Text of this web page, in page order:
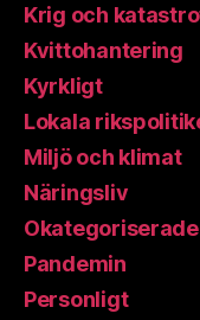
Krig och
Kvittohantering
Kyrkligt
Lokala
Miljö och klimat
Näringsliv
Okategoriserade
Pandemin
Personligt